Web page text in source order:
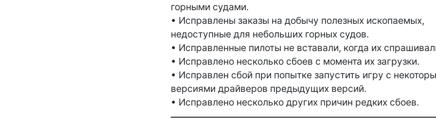
горными судами.
• Исправлены заказы на добычу полезных ископаемых,
недоступные для небольших горных судов.
• Исправленные пилоты не вставали, когда их
• Исправлено несколько сбоев с момента их загрузки.
• Исправлен сбой при попытке запустить игру с
версиями драйверов предыдущих версий.
• Исправлено несколько других причин редких сбоев.